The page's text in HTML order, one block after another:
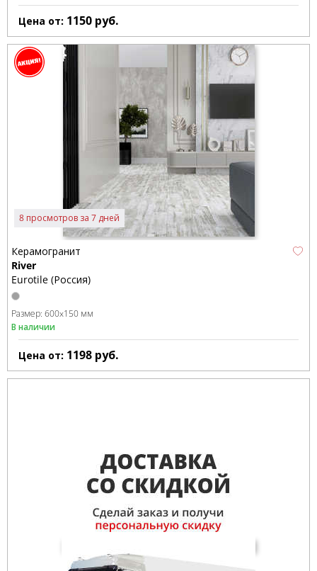
Цена от: 1150 руб.
8 просмотров за 7 дней
Керамогранит
River
Eurotile (Россия)
Размер: 600x150 мм
В наличии
Цена от: 1198 руб.